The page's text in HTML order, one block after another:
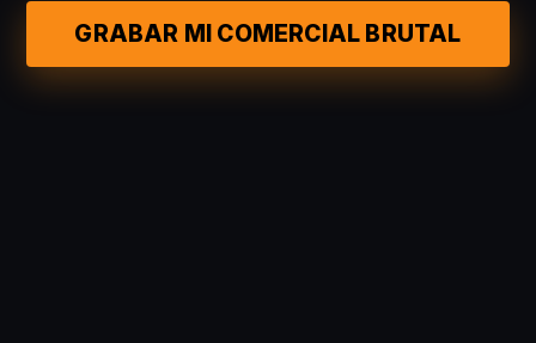
GRABAR MI COMERCIAL BRUTAL